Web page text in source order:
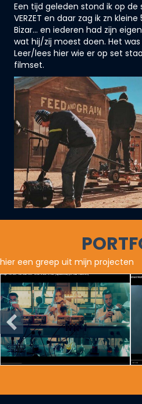
Een tijd geleden stond ik op de
VERZET en daar zag ik zn
Bizar... en iederen had zijn
wat hij/zij moest doen. Het
Leer/lees hier wie er op set
filmset.
hier een greep uit mijn projecten